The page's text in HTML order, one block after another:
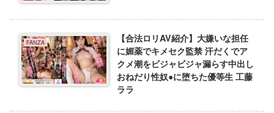
FANZA
【合法ロリAV紹介】大嫌いな担任
に媚薬でキメセク監禁 汗だくでア
クメ潮をビジャビジャ漏らす中出し
おねだり性奴●に堕ちた優等生 工藤
ララ